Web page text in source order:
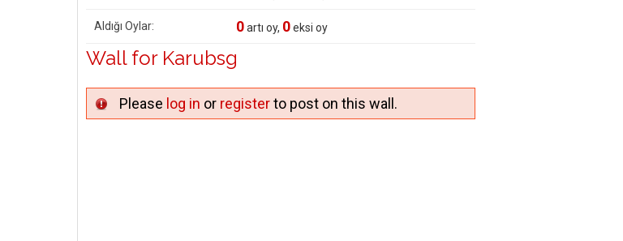
Aldığı Oylar: 0artı oy, 0eksi oy
Wall for Karubsg
Please log in or registerto post on this wall.